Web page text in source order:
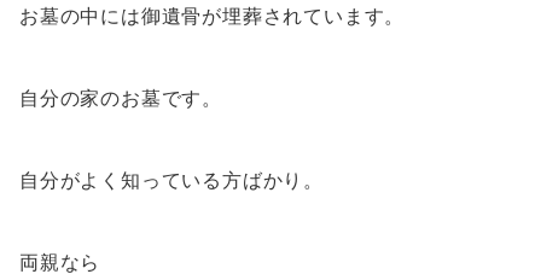
お墓の中には御遺骨が埋葬されています。
自分の家のお墓です。
自分がよく知っている方ばかり。
両親なら